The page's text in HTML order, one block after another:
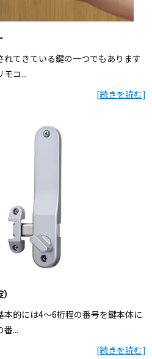
てきている鍵の一つでもあります
コ...
[続きを読む]
的には4～6桁程の番号を鍵本体に
番...
[続きを読む]